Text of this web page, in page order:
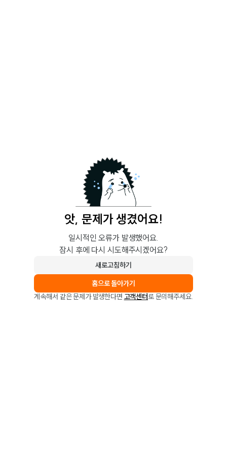
앗, 문제가 생겼어요!
일시적인 오류가 발생했어요.
잠시 후에 다시 시도해주시겠어요?
새로고침하기
홈으로 돌아가기
계속해서 같은 문제가 발생한다면 고객센터로 문의해주세요.